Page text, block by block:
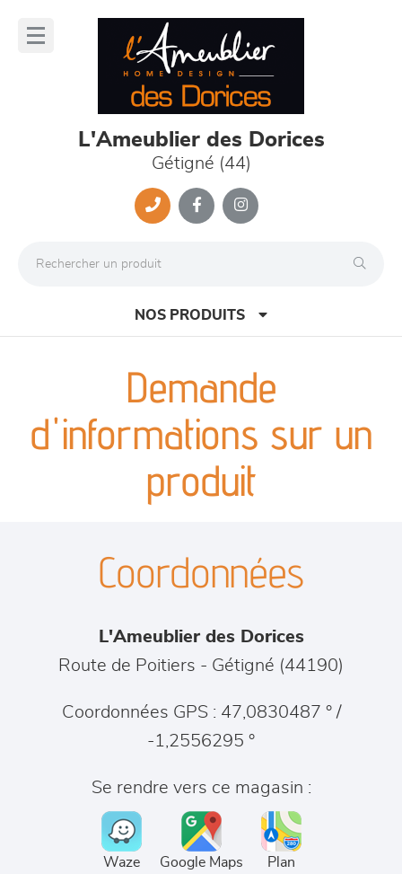
L'Ameublier des Dorices
Gétigné (44)
NOS PRODUITS
canapés et fauteuils
séjours
meubles de complément
chambres et dressing
outdoor
décoration
Demande
d'informations sur un
produit
Coordonnées
L'Ameublier des Dorices
Route de Poitiers - Gétigné (44190)
Coordonnées GPS : 47,0830487 ° /
-1,2556295 °
Se rendre vers ce magasin :
Waze Google Maps Plan